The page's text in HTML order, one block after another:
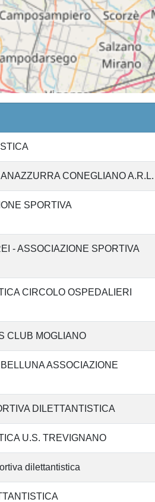
CONEGLIANO A.R.L.
SPORTIVA
- ASSOCIAZIONE SPORTIVA
CIRCOLO OSPEDALIERI
CLUB MOGLIANO
ASSOCIAZIONE
DILETTANTISTICA
U.S. TREVIGNANO
dilettantistica